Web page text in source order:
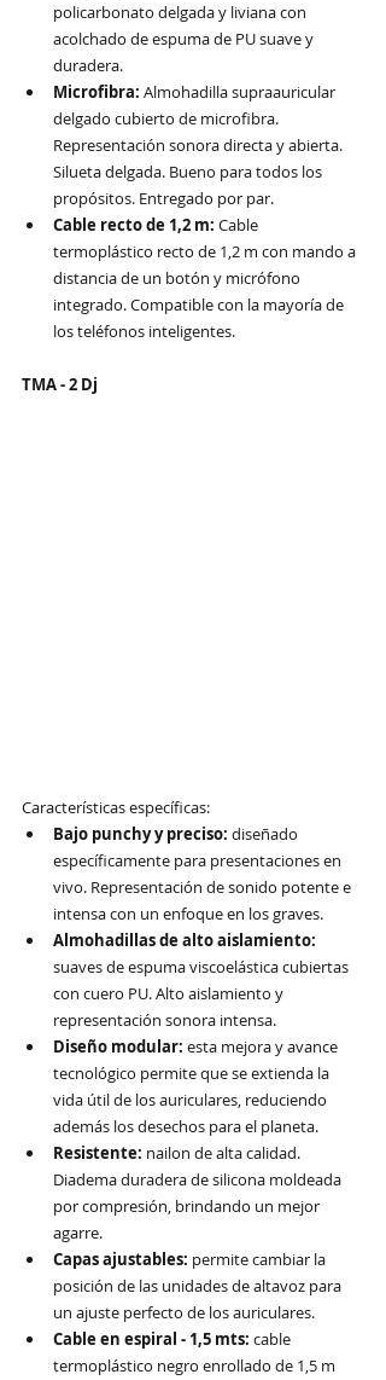
policarbonato delgada y liviana con
acolchado de espuma de PU suave y
duradera.
Microfibra: Almohadilla supraauricular
delgado cubierto de microfibra.
Representación sonora directa y abierta.
Silueta delgada. Bueno para todos los
propósitos. Entregado por par.
Cable recto de 1,2 m: Cable
termoplástico recto de 1,2 m con mando a
distancia de un botón y micrófono
integrado. Compatible con la mayoría de
los teléfonos inteligentes.
TMA - 2 Dj
Características específicas:
Bajo punchy y preciso: diseñado
específicamente para presentaciones en
vivo. Representación de sonido potente e
intensa con un enfoque en los graves.
Almohadillas de alto aislamiento:
suaves de espuma viscoelástica cubiertas
con cuero PU. Alto aislamiento y
representación sonora intensa.
Diseño modular: esta mejora y avance
tecnológico permite que se extienda la
vida útil de los auriculares, reduciendo
además los desechos para el planeta.
Resistente: nailon de alta calidad.
Diadema duradera de silicona moldeada
por compresión, brindando un mejor
agarre.
Capas ajustables: permite cambiar la
posición de las unidades de altavoz para
un ajuste perfecto de los auriculares.
Cable en espiral - 1,5 mts: cable
termoplástico negro enrollado de 1,5 m